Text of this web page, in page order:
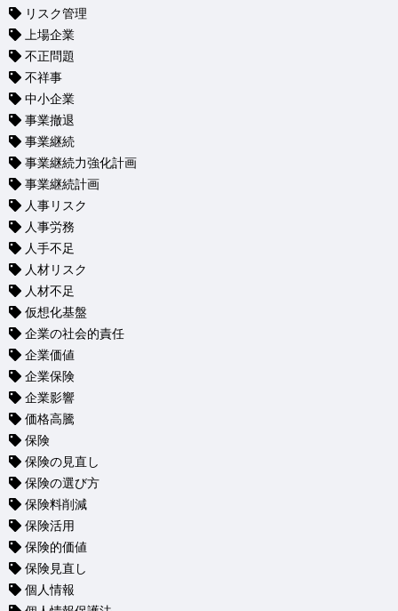
リスク管理
上場企業
不正問題
不祥事
中小企業
事業撤退
事業継続
事業継続力強化計画
事業継続計画
人事リスク
人事労務
人手不足
人材リスク
人材不足
仮想化基盤
企業の社会的責任
企業価値
企業保険
企業影響
価格高騰
保険
保険の見直し
保険の選び方
保険料削減
保険活用
保険的価値
保険見直し
個人情報